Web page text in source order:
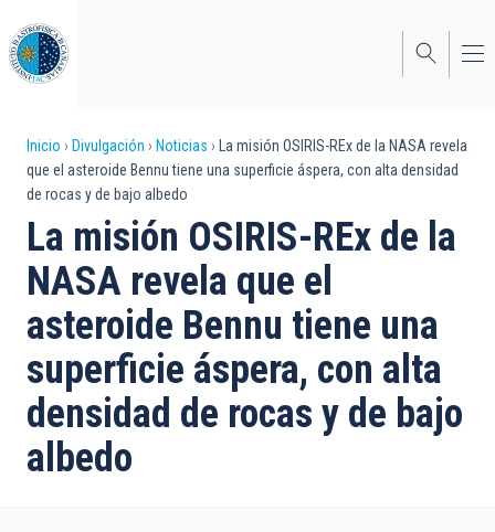
al
contenido
principal
Sobrescribir
enlaces
de
ayuda
a
la
navegación
Inicio Divulgación Noticias
La misión OSIRIS-REx de la NASA revela
que el asteroide Bennu tiene una superficie áspera, con alta densidad
de rocas y de bajo albedo
La misión OSIRIS-REx de la
NASA revela que el
asteroide Bennu tiene una
superficie áspera, con alta
densidad de rocas y de bajo
albedo